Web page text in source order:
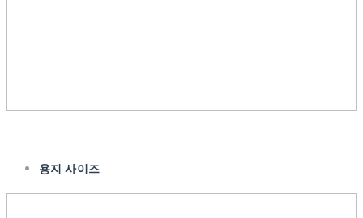
용지 사이즈